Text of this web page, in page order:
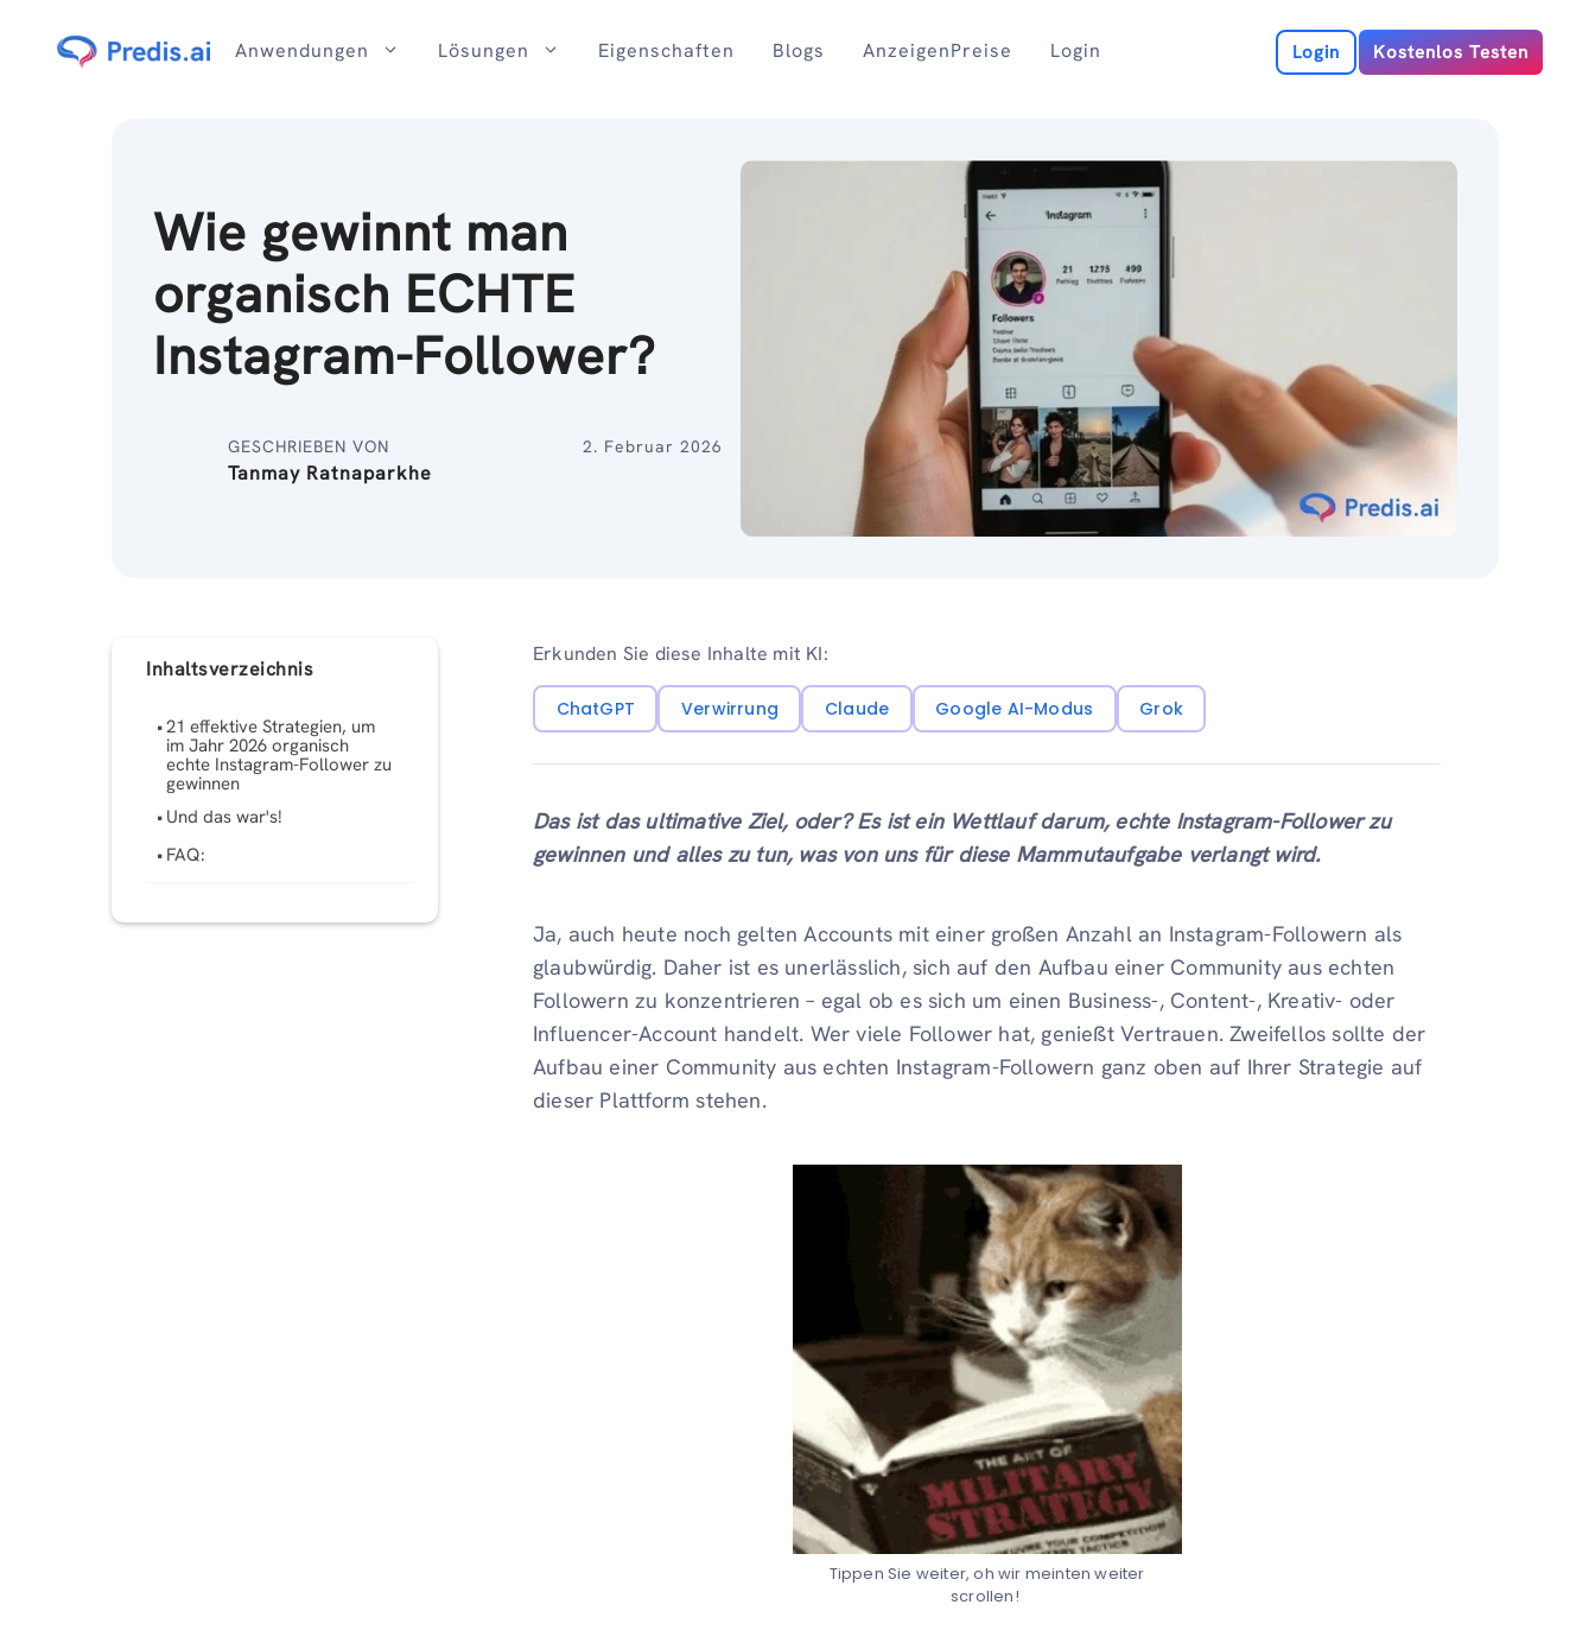
Anwendungen Lösungen Eigenschaften Blogs AnzeigenPreise Login Login Kostenlos Testen
Wie gewinnt man
organisch ECHTE
Instagram-Follower?
GESCHRIEBEN VON
Tanmay Ratnaparkhe
2. Februar 2026
Inhaltsverzeichnis
21 effektive Strategien, um
im Jahr 2026 organisch
echte Instagram-Follower zu
gewinnen
Und das war's!
FAQ:
Erkunden Sie diese Inhalte mit KI:
ChatGPT Verwirrung Claude Google AI-Modus Grok
Das ist das ultimative Ziel, oder? Es ist ein Wettlauf darum, echte Instagram-Follower zu
gewinnen und alles zu tun, was von uns für diese Mammutaufgabe verlangt wird.
Ja, auch heute noch gelten Accounts mit einer großen Anzahl an Instagram-Followern als
glaubwürdig. Daher ist es unerlässlich, sich auf den Aufbau einer Community aus echten
Followern zu konzentrieren – egal ob es sich um einen Business-, Content-, Kreativ- oder
Influencer-Account handelt. Wer viele Follower hat, genießt Vertrauen. Zweifellos sollte der
Aufbau einer Community aus echten Instagram-Followern ganz oben auf Ihrer Strategie auf
dieser Plattform stehen.
Tippen Sie weiter, oh wir meinten weiter
scrollen!